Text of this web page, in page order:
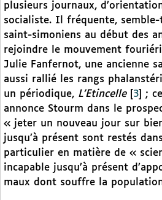
plusieurs journaux,
socialiste. Il fréquente,
saint-simoniens au début des
rejoindre le mouvement
Julie Fanfernot, une ancienne
aussi rallié les rangs
un périodique, L’Etincelle[ 3
;
annonce Stourm dans le
« jeter un nouveau jour sur
jusqu’à présent sont restés
particulier en matière de «
incapable jusqu’à présent
maux dont souffre la